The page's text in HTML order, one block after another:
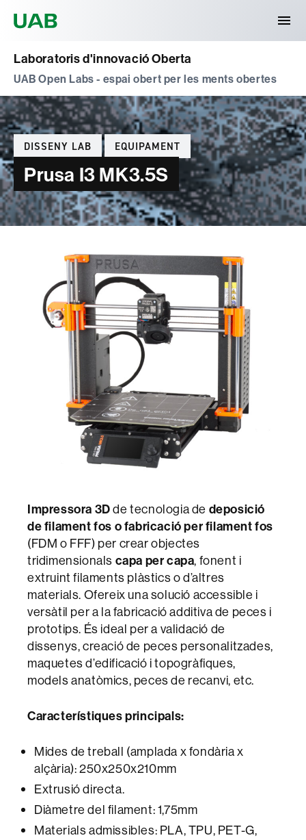
Laboratoris d'innovació Oberta
UAB Open Labs - espai obert per les ments obertes
Categories
DISSENY LAB EQUIPAMENT
Prusa I3 MK3.5S
Impressora 3Dde tecnologia de deposició
de filament fos o fabricació per filament fos
(FDM o FFF) per crear objectes
tridimensionals capa per capa, fonent i
extruint filaments plàstics o d’altres
materials. Ofereix una solució accessible i
versàtil per a la fabricació additiva de peces i
prototips. És ideal per a validació de
dissenys, creació de peces personalitzades,
maquetes d’edificació i topogràfiques,
models anatòmics, peces de recanvi, etc.
Característiques principals:
Mides de treball (amplada x fondària x
alçària): 250x250x210mm
Extrusió directa.
Diàmetre del filament: 1,75mm
Materials admissibles: PLA, TPU, PET-G,